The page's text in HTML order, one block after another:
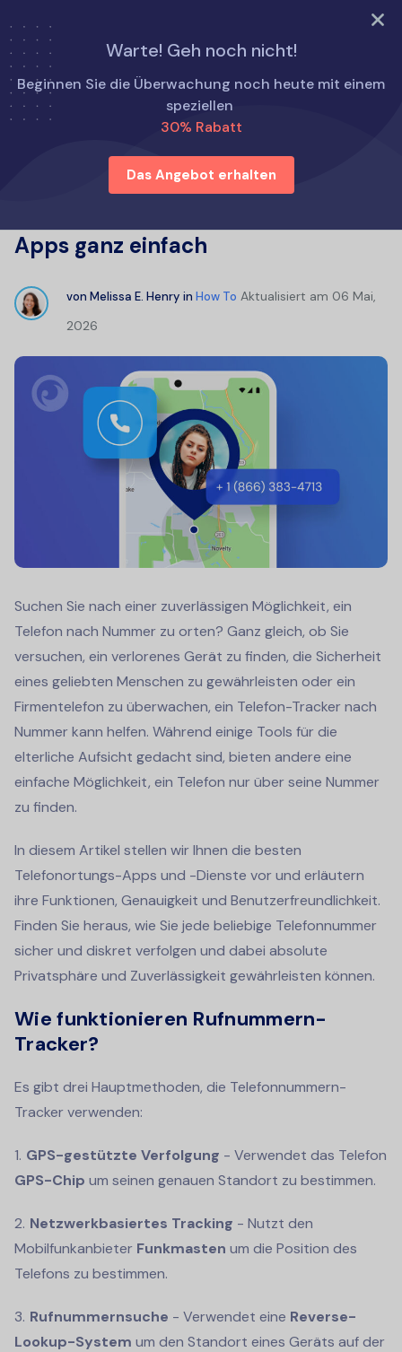
TRY NOW
Warte! Geh noch nicht!
Beginnen Sie die Überwachung noch heute mit einem
speziellen
30% Rabatt
Das Angebot erhalten
Startseite
Wie man
Verfolgen Sie den Standort von Telefonnummern mit
diesen Top-Apps ganz einfach
Verfolgen Sie den Standort von
Apps ganz einfach
von Melissa E. Henry in How To Aktualisiert am 06 Mai,
2026
Suchen Sie nach einer zuverlässigen Möglichkeit, ein
Telefon nach Nummer zu orten? Ganz gleich, ob Sie
versuchen, ein verlorenes Gerät zu finden, die Sicherheit
eines geliebten Menschen zu gewährleisten oder ein
Firmentelefon zu überwachen, ein Telefon-Tracker nach
Nummer kann helfen. Während einige Tools für die
elterliche Aufsicht gedacht sind, bieten andere eine
einfache Möglichkeit, ein Telefon nur über seine Nummer
zu finden.
In diesem Artikel stellen wir Ihnen die besten
Telefonortungs-Apps und -Dienste vor und erläutern
ihre Funktionen, Genauigkeit und Benutzerfreundlichkeit.
Finden Sie heraus, wie Sie jede beliebige Telefonnummer
sicher und diskret verfolgen und dabei absolute
Privatsphäre und Zuverlässigkeit gewährleisten können.
Wie funktionieren Rufnummern-
Tracker?
Es gibt drei Hauptmethoden, die Telefonnummern-
Tracker verwenden:
GPS-gestützte Verfolgung - Verwendet das Telefon
GPS-Chip um seinen genauen Standort zu bestimmen.
Netzwerkbasiertes Tracking - Nutzt den
Mobilfunkanbieter Funkmasten um die Position des
Telefons zu bestimmen.
Rufnummernsuche - Verwendet eine Reverse-
Lookup-System um den Standort eines Geräts auf der